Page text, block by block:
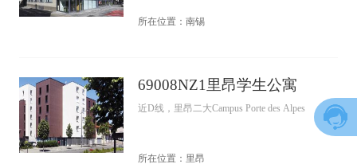
所在位置：南锡
69008NZ1里昂学生公寓
近D线，里昂二大Campus Porte des Alpes
所在位置：里昂